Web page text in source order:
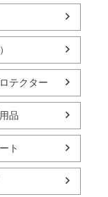
テクター
品
ト